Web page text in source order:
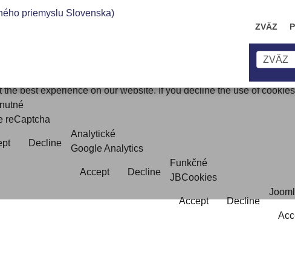
best experience on our website. If you decline the use of
reCaptcha
Decline
Analytické
Google Analytics
Accept Decline
Funkčné
JBCookies
Accept Decline
priemyslu Slovenska)
ZVÄZ